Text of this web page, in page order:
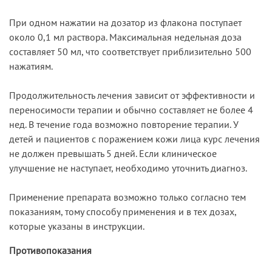
При одном нажатии на дозатор из флакона поступает
около 0,1 мл раствора. Максимальная недельная доза
составляет 50 мл, что соответствует приблизительно 500
нажатиям.
Продолжительность лечения зависит от эффективности и
переносимости терапии и обычно составляет не более 4
нед. В течение года возможно повторение терапии. У
детей и пациентов с поражением кожи лица курс лечения
не должен превышать 5 дней. Если клиническое
улучшение не наступает, необходимо уточнить диагноз.
Применение препарата возможно только согласно тем
показаниям, тому способу применения и в тех дозах,
которые указаны в инструкции.
Противопоказания